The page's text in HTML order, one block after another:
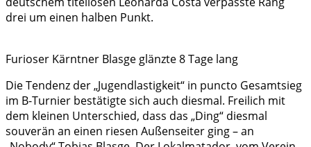
drei um einen halben Punkt.
Furioser Kärntner Blasge glänzte 8 Tage lang
Die Tendenz der „Jugendlastigkeit“ in puncto Gesamtsieg
im B-Turnier bestätigte sich auch diesmal. Freilich mit
dem kleinen Unterschied, dass das „Ding“ diesmal
souverän an einen riesen Außenseiter ging – an